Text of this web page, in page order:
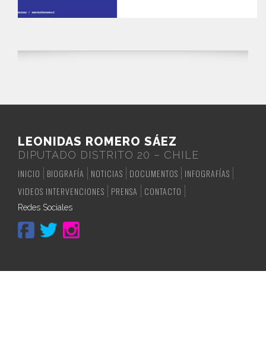
LEONIDAS ROMERO SÁEZ
DIPUTADO DISTRITO 20 – CHILE
INICIO
BIOGRAFÍA NOTICIAS DOCUMENTOS
INFOGRAFÍAS
VIDEOS INTERVENCIONES
PRENSA CONTACTO
Redes Sociales